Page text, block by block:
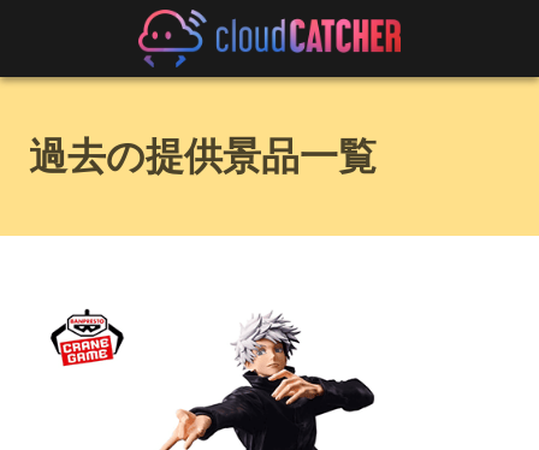
過去の提供景品一覧